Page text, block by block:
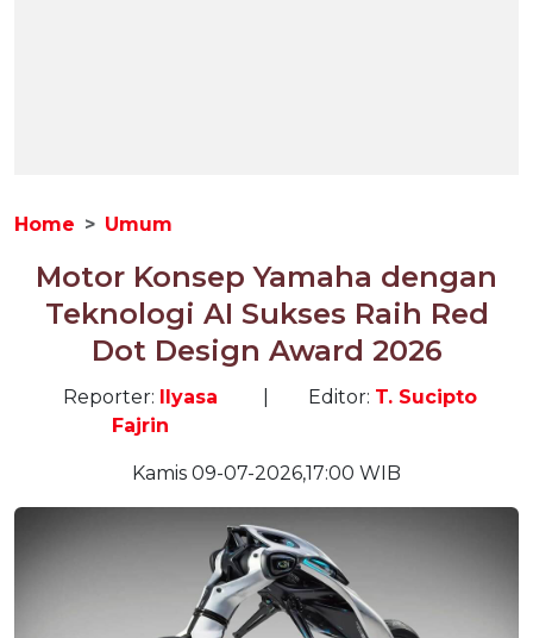
Home Umum
Motor Konsep Yamaha dengan
Teknologi AI Sukses Raih Red
Dot Design Award 2026
Reporter: Ilyasa
Fajrin
Editor: T. Sucipto
Kamis 09-07-2026,17:00 WIB